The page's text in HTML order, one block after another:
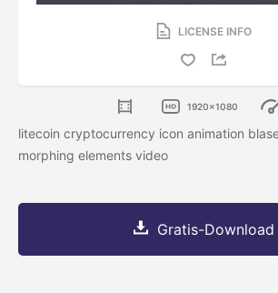
LICENSE INFO
1920x1080
litecoin cryptocurrency icon animation
morphing elements video
Gratis-Download